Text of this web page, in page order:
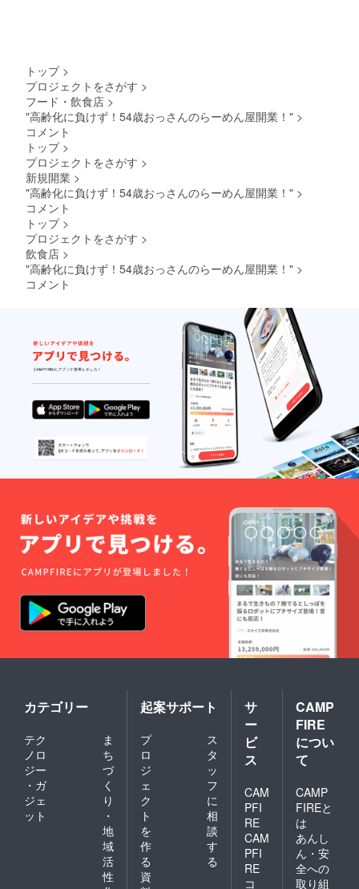
トップ >
プロジェクトをさがす >
フード・飲食店 >
"高齢化に負けず！54歳おっさんのらーめん屋開業！" >
コメント
トップ >
プロジェクトをさがす >
新規開業 >
"高齢化に負けず！54歳おっさんのらーめん屋開業！" >
コメント
トップ >
プロジェクトをさがす >
飲食店 >
"高齢化に負けず！54歳おっさんのらーめん屋開業！" >
コメント
カテゴリー
テク
ノロ
ジー
・ガ
ジェ
ット
ま
ち
づ
く
り
・
地
域
活
性
起案サポート
プ
ロ
ジ
ェ
ク
ト
を
作
る
ス
タ
ッ
フ
に
相
談
す
る
資
サ
ー
ビ
ス
CAM
PFI
RE
CAM
PFI
RE
コ
CAMP
FIRE
につい
て
CAMP
FIREと
は
あんし
ん・安
全への
取り組